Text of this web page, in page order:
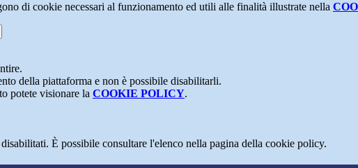
di cookie necessari al funzionamento ed utili alle finalità illustrate nella
della piattaforma e non è possibile disabilitarli.
potete visionare la COOKIE POLICY.
È possibile consultare l'elenco nella pagina della cookie policy.